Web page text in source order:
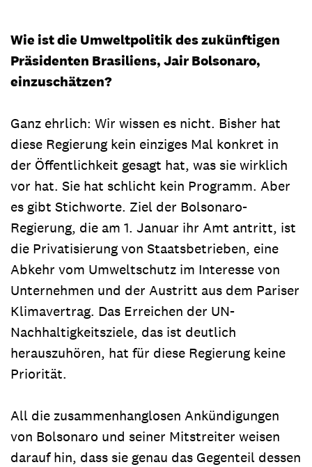
Wie ist die Umweltpolitik des zukünftigen
Präsidenten Brasiliens, Jair Bolsonaro,
einzuschätzen?
Ganz ehrlich: Wir wissen es nicht. Bisher hat
diese Regierung kein einziges Mal konkret in
der Öffentlichkeit gesagt hat, was sie wirklich
vor hat. Sie hat schlicht kein Programm. Aber
es gibt Stichworte. Ziel der Bolsonaro-
Regierung, die am 1. Januar ihr Amt antritt, ist
die Privatisierung von Staatsbetrieben, eine
Abkehr vom Umweltschutz im Interesse von
Unternehmen und der Austritt aus dem Pariser
Klimavertrag. Das Erreichen der UN-
Nachhaltigkeitsziele, das ist deutlich
herauszuhören, hat für diese Regierung keine
Priorität.
All die zusammenhanglosen Ankündigungen
von Bolsonaro und seiner Mitstreiter weisen
darauf hin, dass sie genau das Gegenteil dessen